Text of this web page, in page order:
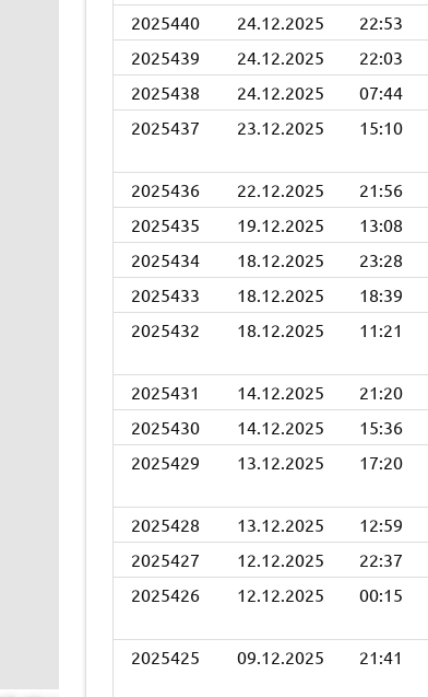
2025440
24.12.2025 22:53
2025439
24.12.2025 22:03
2025438
24.12.2025 07:44
2025437
23.12.2025 15:10
2025436 22.12.2025 21:56
2025435
19.12.2025 13:08
2025434
18.12.2025 23:28
2025433
18.12.2025 18:39
2025432
18.12.2025 11:21
2025431 14.12.2025 21:20
2025430
14.12.2025 15:36
2025429
13.12.2025 17:20
2025428
13.12.2025 12:59
2025427
12.12.2025 22:37
2025426
12.12.2025 00:15
2025425 09.12.2025 21:41